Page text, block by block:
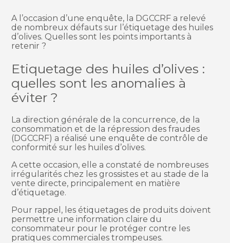
A l’occasion d’une enquête, la DGCCRF a relevé
de nombreux défauts sur l’étiquetage des huiles
d’olives. Quelles sont les points importants à
retenir ?
Etiquetage des huiles d’olives :
quelles sont les anomalies à
éviter ?
La direction générale de la concurrence, de la
consommation et de la répression des fraudes
(DGCCRF) a réalisé une enquête de contrôle de
conformité sur les huiles d’olives.
A cette occasion, elle a constaté de nombreuses
irrégularités chez les grossistes et au stade de la
vente directe, principalement en matière
d’étiquetage.
Pour rappel, les étiquetages de produits doivent
permettre une information claire du
consommateur pour le protéger contre les
pratiques commerciales trompeuses.